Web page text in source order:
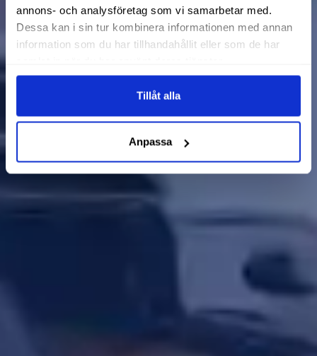
annons- och analysföretag som vi samarbetar med.
Dessa kan i sin tur kombinera informationen med annan
information som du har tillhandahållit eller som de har
Tillåt alla
Anpassa